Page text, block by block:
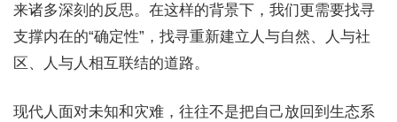
来诸多深刻的反思。在这样的背景下，我们更需要找寻
支撑内在的“确定性”，找寻重新建立人与自然、人与社
区、人与人相互联结的道路。
现代人面对未知和灾难，往往不是把自己放回到生态系